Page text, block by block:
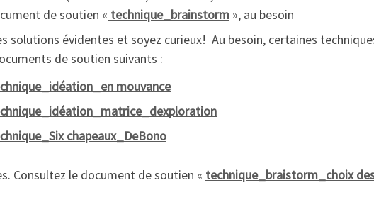
de soutien « technique_brainstorm », au besoin
solutions évidentes et soyez curieux! Au besoin, certaines
de soutien suivants :
mouvance
chapeaux_DeBono
Consultez le document de soutien « technique_braistorm_choix